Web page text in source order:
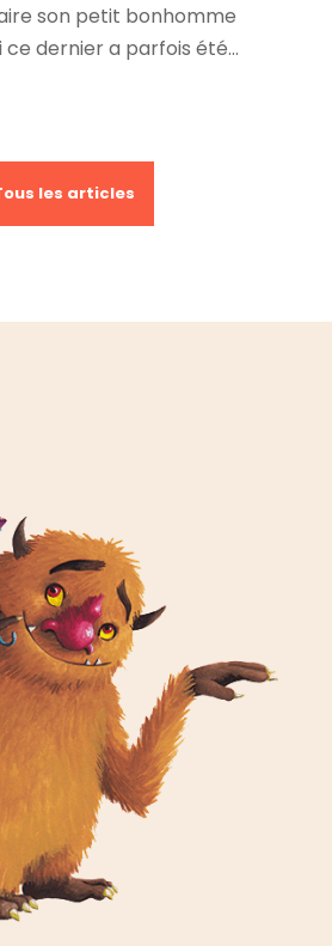
son petit bonhomme
ce dernier a parfois été...
les articles